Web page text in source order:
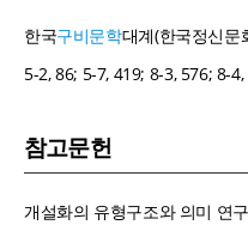
한국구비문학대계(한국정신문
5-2, 86; 5-7, 419; 8-3, 576; 8-
참고문헌
개설화의 유형구조와 의미 연